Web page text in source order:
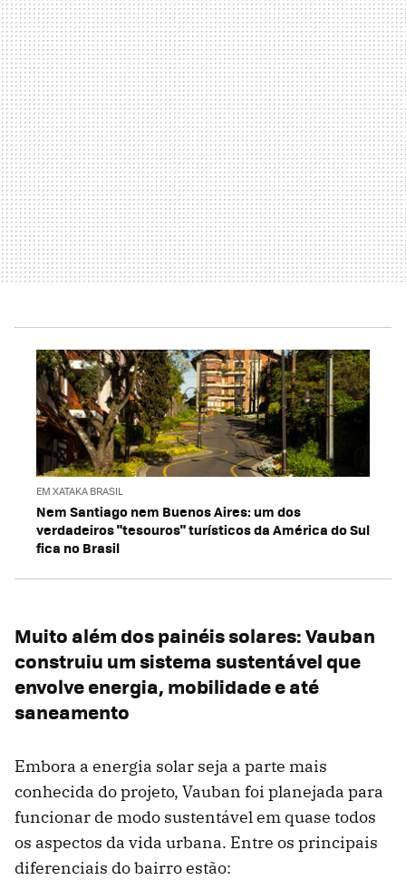
EM XATAKA BRASIL
Nem Santiago nem Buenos Aires: um dos
verdadeiros "tesouros" turísticos da América do Sul
fica no Brasil
Muito além dos painéis solares: Vauban
construiu um sistema sustentável que
envolve energia, mobilidade e até
saneamento
Embora a energia solar seja a parte mais
conhecida do projeto, Vauban foi planejada para
funcionar de modo sustentável em quase todos
os aspectos da vida urbana. Entre os principais
diferenciais do bairro estão: